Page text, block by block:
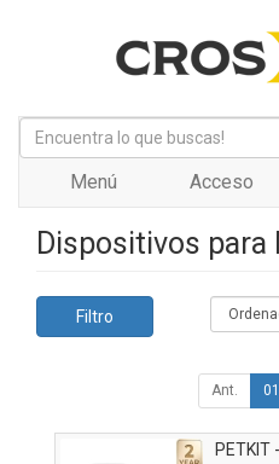
Menú Acceso
Dispositivos para
Filtro
Ant. 01
PETKIT